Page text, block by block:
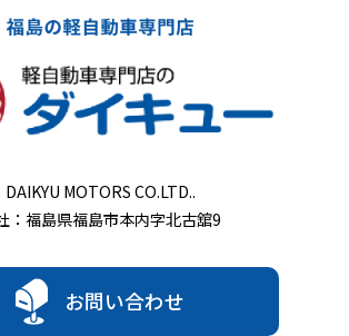
DAIKYU MOTORS CO.LTD..
：福島県福島市本内字北古舘9
お問い合わせ